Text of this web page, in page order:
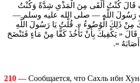
كُنْتُ أَلْقَى مِنَ الْمَذْىِ شِدَّةً وَكُنْتُ
رَسُولَ اللَّهِ — صلى الله عليه وسلم —
مِنْ ذَلِكَ الْوُضُوءُ ». قُلْتُ يَا رَسُولَ اللَّهِ
« يَكْفِيكَ بِأَنْ تَأْخُذَ كَفًّا مِنْ مَاءٍ فَتَنْضَحَ
».
210 —Сообщается, что Сахль ибн